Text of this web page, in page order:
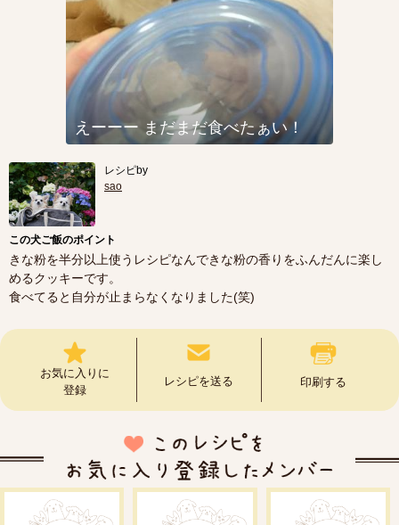
えーーー まだまだ食べたぁい！
レシピby
sao
この犬ご飯のポイント
きな粉を半分以上使うレシピなんできな粉の香りをふんだんに楽し
めるクッキーです。
食べてると自分が止まらなくなりました(笑)
お気に入りに
登録
レシピを送る 印刷する